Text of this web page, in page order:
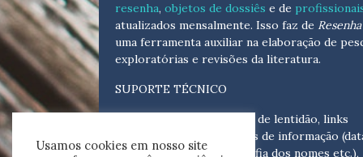
resenha, objetos de dossiês e de
atualizados mensalmente. Isso faz de
uma ferramenta auxiliar na elaboração de
exploratórias e revisões da literatura.
SUPORTE TÉCNICO
Para eventuais problemas de lentidão, links
quebrados, senhas e erros de informação
tópicas, cronológicas, grafia dos nomes etc.),
Usamos cookies em nosso site